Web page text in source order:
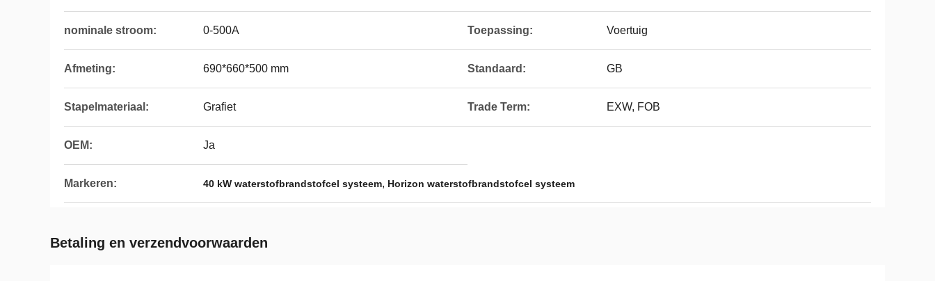
nominale stroom: 0-500A Toepassing: Voertuig
Afmeting: 690*660*500 mm Standaard: GB
Stapelmateriaal: Grafiet Trade Term: EXW, FOB
OEM: Ja
Markeren: 40 kW waterstofbrandstofcel systeem, Horizon waterstofbrandstofcel systeem
Betaling en verzendvoorwaarden